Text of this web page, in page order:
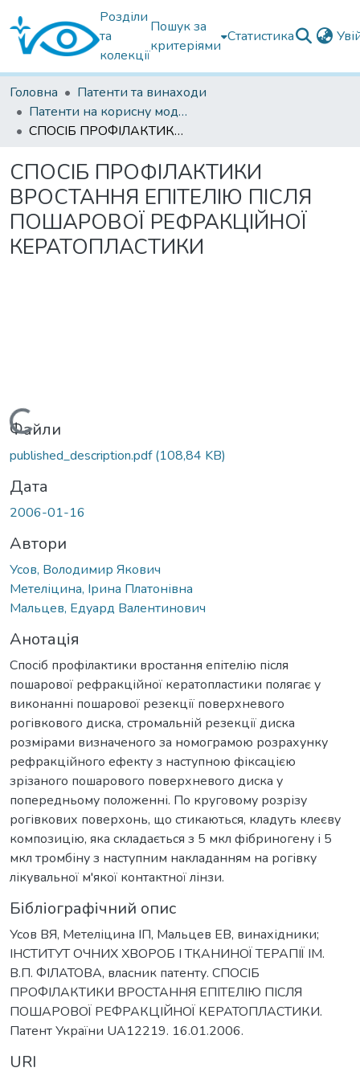
Розділи
та
колекції
Пошук за
критеріями
Статистика
Головна
Патенти та винаходи
Патенти на корисну модель
СПОСІБ ПРОФІЛАКТИКИ ВРОСТАННЯ ЕПІТЕЛІЮ ПІСЛЯ ПОШАРОВОЇ РЕФРАКЦІЙНОЇ КЕРАТОПЛАСТИКИ
СПОСІБ ПРОФІЛАКТИКИ
ВРОСТАННЯ ЕПІТЕЛІЮ ПІСЛЯ
ПОШАРОВОЇ РЕФРАКЦІЙНОЇ
КЕРАТОПЛАСТИКИ
Вантажиться...
Файли
published_description.pdf(108,84 KB)
Дата
2006-01-16
Автори
Усов, Володимир Якович
Метеліцина, Ірина Платонівна
Мальцев, Едуард Валентинович
Анотація
Спосіб профілактики вростання епітелію після
пошарової рефракційної кератопластики полягає у
виконанні пошарової резекції поверхневого
рогівкового диска, стромальній резекції диска
розмірами визначеного за номограмою розрахунку
рефракційного ефекту з наступною фіксацією
зрізаного пошарового поверхневого диска у
попередньому положенні. По круговому розрізу
рогівкових поверхонь, що стикаються, кладуть клеєву
композицію, яка складається з 5 мкл фібриногену і 5
мкл тромбіну з наступним накладанням на рогівку
лікувальної м'якої контактної лінзи.
Бібліографічний опис
Усов ВЯ, Метеліцина ІП, Мальцев ЕВ, винахідники;
ІНСТИТУТ ОЧНИХ ХВОРОБ І ТКАНИНОЇ ТЕРАПІЇ ІМ.
В.П. ФІЛАТОВА, власник патенту. СПОСІБ
ПРОФІЛАКТИКИ ВРОСТАННЯ ЕПІТЕЛІЮ ПІСЛЯ
ПОШАРОВОЇ РЕФРАКЦІЙНОЇ КЕРАТОПЛАСТИКИ.
Патент України UA12219. 16.01.2006.
URI